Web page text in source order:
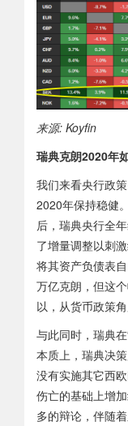
来源: Koyfin
瑞典克朗2020年
我们来看央行政
2020年保持稳健
后，瑞典央行全
了增量调整以刺
将其资产负债表
万亿克朗，但这
以，从货币政策
与此同时，瑞典在
本质上，瑞典决
没有实施其它西
伤亡的基础上增
多的辩论，伴随